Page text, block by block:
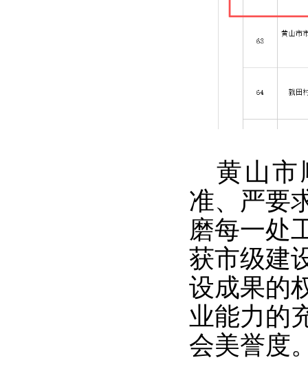
黄山市
准、严要
磨每一处
获市级建
设成果的
业能力的
会美誉度